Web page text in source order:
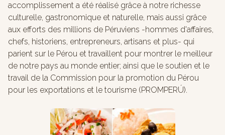
accomplissement a été réalisé grâce à notre richesse
culturelle, gastronomique et naturelle, mais aussi grâce
aux efforts des millions de Péruviens -hommes d'affaires,
chefs, historiens, entrepreneurs, artisans et plus- qui
parient sur le Pérou et travaillent pour montrer le meilleur
de notre pays au monde entier; ainsi que le soutien et le
travail de la Commission pour la promotion du Pérou
pour les exportations et le tourisme (PROMPERÚ).